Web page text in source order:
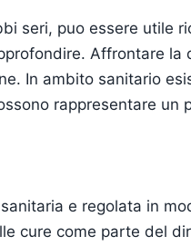
seri, puo essere utile
Affrontare
In ambito sanitario
rappresentare un
e regolata in
cure come parte del